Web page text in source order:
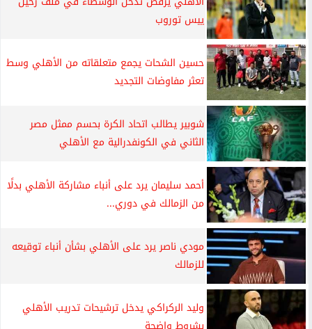
ييس توروب
حسين الشحات يجمع متعلقاته من الأهلي وسط
تعثر مفاوضات التجديد
شوبير يطالب اتحاد الكرة بحسم ممثل مصر
الثاني في الكونفدرالية مع الأهلي
أحمد سليمان يرد على أنباء مشاركة الأهلي بدلًا
من الزمالك في دوري...
مودي ناصر يرد على الأهلي بشأن أنباء توقيعه
للزمالك
وليد الركراكي يدخل ترشيحات تدريب الأهلي